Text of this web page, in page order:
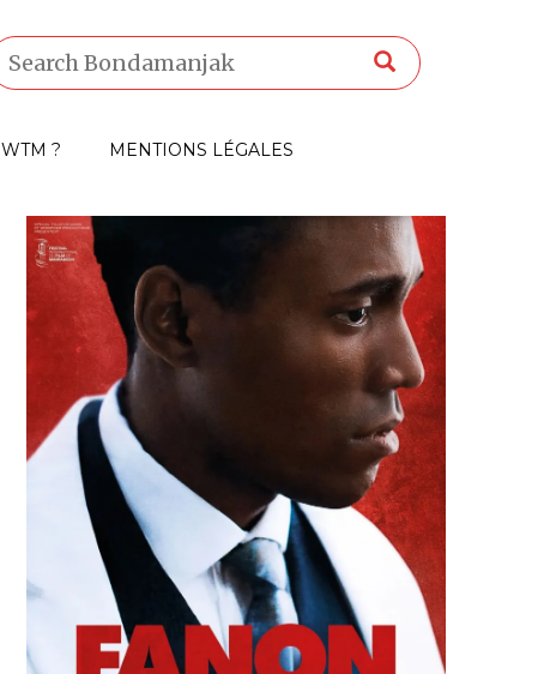
WTM ? MENTIONS LÉGALES